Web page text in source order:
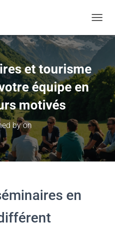
et tourisme
équipe en
motivés
byon
en